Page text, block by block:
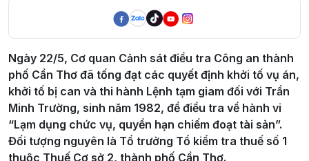
Ngày 22/5, Cơ quan Cảnh sát điều tra Công an thành
phố Cần Thơ đã tống đạt các quyết định khởi tố vụ án,
khởi tố bị can và thi hành Lệnh tạm giam đối với Trần
Minh Trường, sinh năm 1982, để điều tra về hành vi
“Lạm dụng chức vụ, quyền hạn chiếm đoạt tài sản”.
Đối tượng nguyên là Tổ trưởng Tổ kiểm tra thuế số 1
thuộc Thuế Cơ sở 2, thành phố Cần Thơ.